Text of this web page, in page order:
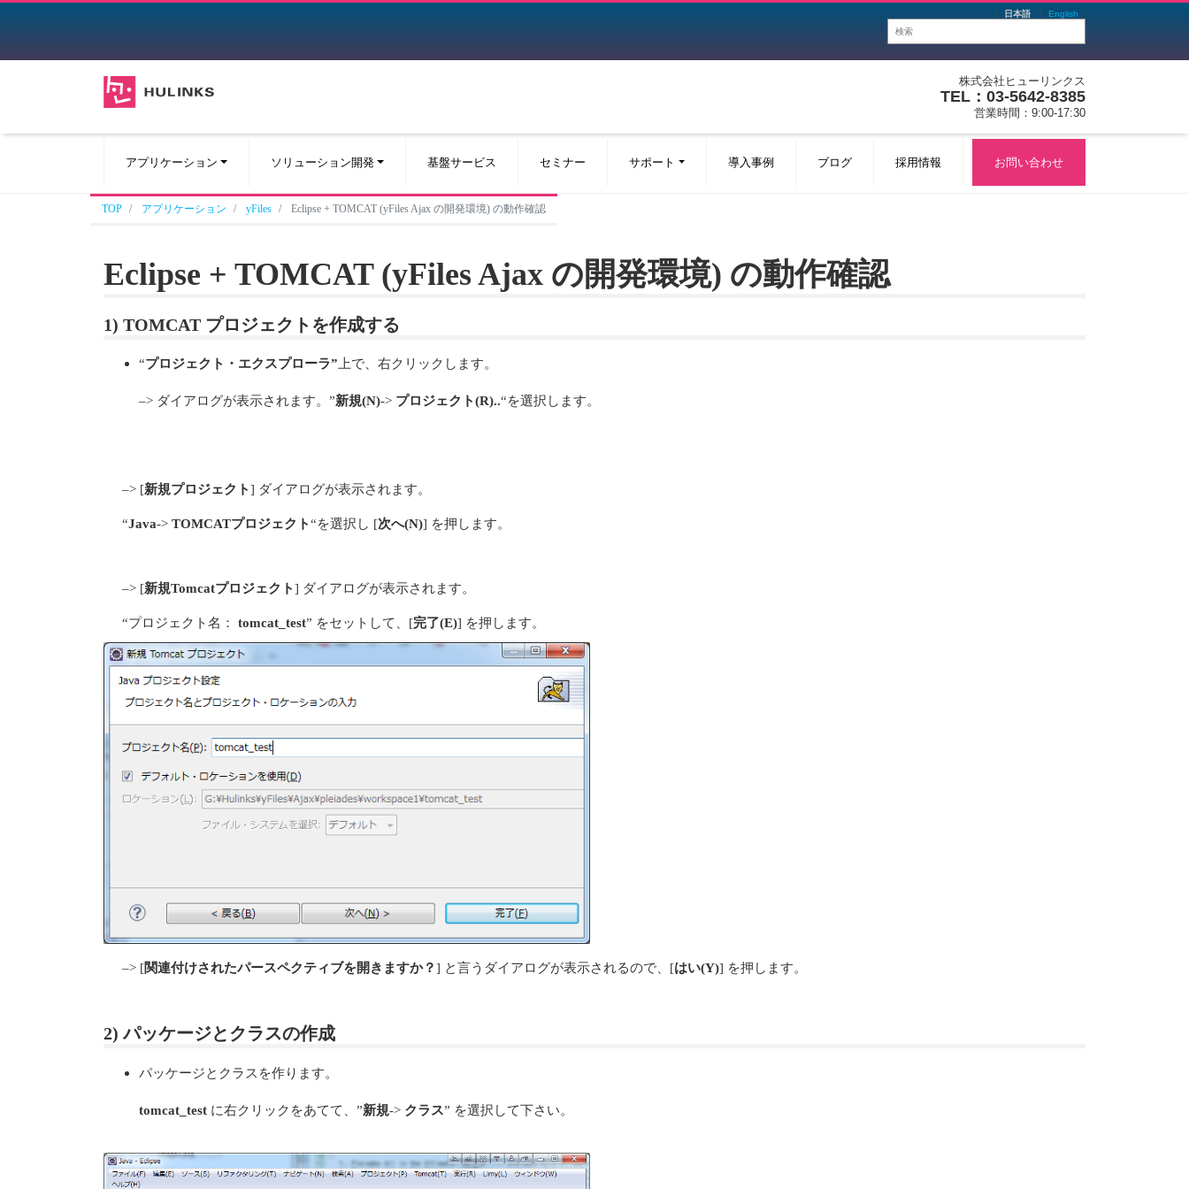
日本語 English
株式会社ヒューリンクス
TEL：03-5642-8385
営業時間：9:00-17:30
アプリケーション ソリューション開発 基盤サービス セミナー サポート 導入事例 ブログ 採用情報 お問い合わせ
TOP アプリケーション yFiles Eclipse + TOMCAT (yFiles Ajax の開発環境) の動作確認
Eclipse + TOMCAT (yFiles Ajax の開発環境) の動作確認
1) TOMCAT プロジェクトを作成する
“プロジェクト・エクスプローラ” 上で、右クリックします。
–> ダイアログが表示されます。”新規(N)-> プロジェクト(R)..“を選択します。
–> [新規プロジェクト] ダイアログが表示されます。
“Java->TOMCATプロジェクト“を選択し [次へ(N)] を押します。
–> [新規Tomcatプロジェクト] ダイアログが表示されます。
“プロジェクト名：tomcat_test” をセットして、[完了(E)] を押します。
–> [関連付けされたパースペクティブを開きますか？] と言うダイアログが表示されるので、[はい(Y)] を押します。
2) パッケージとクラスの作成
パッケージとクラスを作ります。
tomcat_test に右クリックをあてて、”新規-> クラス” を選択して下さい。